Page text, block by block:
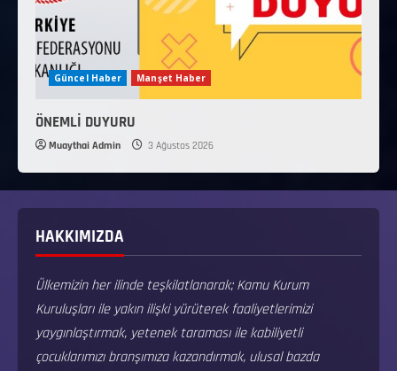
Güncel Haber Manşet Haber
ÖNEMLİ DUYURU
Muaythai Admin 3 Ağustos 2026
HAKKIMIZDA
Ülkemizin her ilinde teşkilatlanarak; Kamu Kurum
Kuruluşları ile yakın ilişki yürüterek faaliyetlerimizi
yaygınlaştırmak, yetenek taraması ile kabiliyetli
çocuklarımızı branşımıza kazandırmak, ulusal bazda